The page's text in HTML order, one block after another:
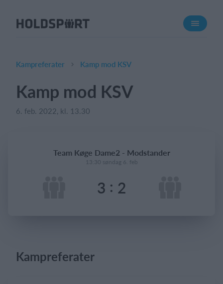
Om Holdsport
Presseomtale
Funktioner
Kampreferater Kamp mod KSV
Kamp mod KSV
6. feb. 2022, kl. 13.30
Team Køge Dame2 - Modstander
13:30 søndag 6. feb
3 : 2
Kampreferater